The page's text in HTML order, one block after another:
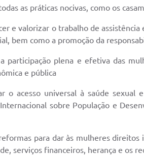
as práticas nocivas, como os
e valorizar o trabalho de
bem como a promoção da
participação plena e efetiva das
e pública
o acesso universal à saúde
sobre População e
para dar às mulheres
serviços financeiros, herança e os